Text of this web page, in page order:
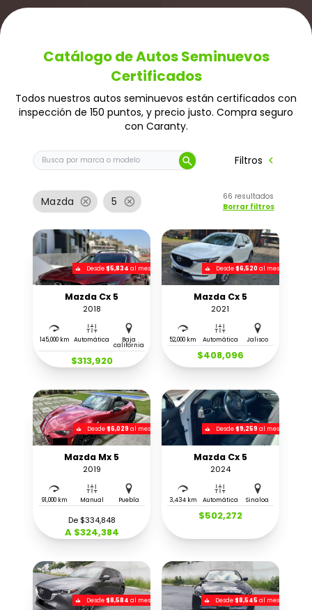
Catálogo de Autos Seminuevos
Certificados
Todos nuestros autos seminuevos están certificados con
inspección de 150 puntos, y precio justo. Compra seguro
con Caranty.
Buscar auto por marca o modelo
search Filtros chevron_left
Mazda cancel 5 cancel 66 resultados
Borrar filtros
Desde$5,834 al mes
Mazda Cx 5
2018
145,000 km Automática Baja
california
$313,920
Desde$6,520al mes
Mazda Cx 5
2021
52,000 km Automática Jalisco
$408,096
Desde$6,029al mes
Mazda Mx 5
2019
91,000 km Manual Puebla
De $334,848
A $324,384
Desde$9,259al mes
Mazda Cx 5
2024
3,434 km Automática Sinaloa
$502,272
Desde$8,584 al mes Desde$8,545 al mes